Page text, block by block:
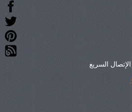
الإتصال السريع